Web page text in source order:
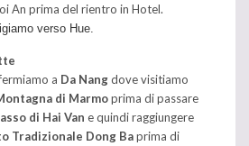
An prima del rientro in Hotel.
verso Hue.
a Da Nangdove visitiamo
di Marmoprima di passare
di Hai Van e quindi raggiungere
Tradizionale Dong Baprima di